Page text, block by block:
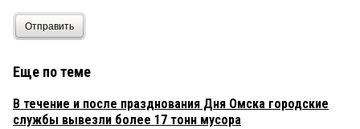
Отправить
Еще по теме
В течение и после празднования Дня Омска городские
службы вывезли более 17 тонн мусора